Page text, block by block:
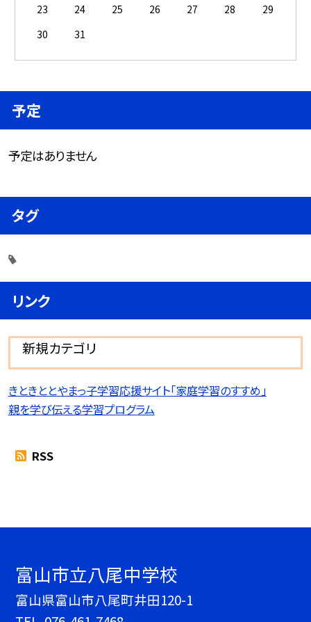
23
24 25 26 27 28
29
30
31
予定
予定はありません
タグ
リンク
新規カテゴリ
きときととやまっ子学習応援サイト「家庭学習のすすめ」
親を学び伝える学習プログラム
RSS
富山市立八尾中学校
富山県富山市八尾町井田120-1